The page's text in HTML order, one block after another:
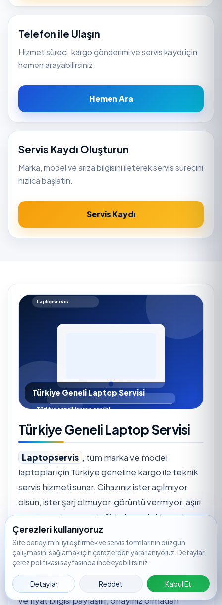
🟢 WhatsApp 📞 📝
Servis
Kaydı
🔎Takip
Telefon ile Ulaşın
Hizmet süreci, kargo gönderimi ve servis kaydı için
hemen arayabilirsiniz.
Hemen Ara
Servis Kaydı Oluşturun
Marka, model ve arıza bilgisini ileterek servis sürecini
hızlıca başlatın.
Servis Kaydı
Türkiye Geneli Laptop Servisi
Türkiye Geneli Laptop Servisi
Laptopservis , tüm marka ve model
laptoplar için Türkiye geneline kargo ile teknik
servis hizmeti sunar. Cihazınız ister açılmıyor
olsun, ister şarj olmuyor, görüntü vermiyor, aşırı
ısınıyor ya da parça değişimi gerektiriyor olsun;
servis kaydı oluşturarak süreci hızlıca
başlatabilirsiniz.
Servis merkezine ulaşan cihazlar için önce arıza
tespiti yapılır. Tespit sonrasında işlem kapsamı
ve fiyat bilgisi paylaşılır; onayınız olmadan
Çerezleri kullanıyoruz
Site deneyimini iyileştirmek ve servis formlarının düzgün
çalışmasını sağlamak için çerezlerden yararlanıyoruz. Detayları
çerez politikası sayfasında inceleyebilirsiniz.
Detaylar Reddet Kabul Et